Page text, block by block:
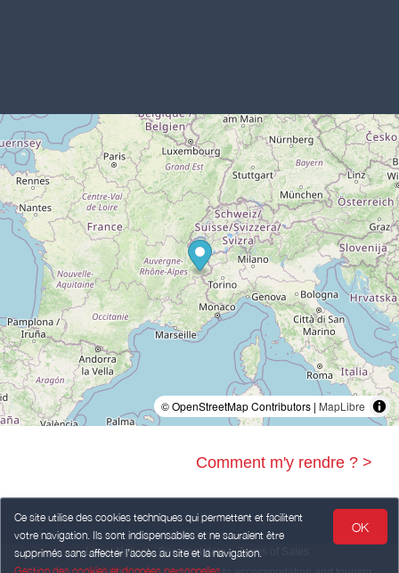
Ce site utilise des cookies techniques qui permettent et facilitent
votre navigation. Ils sont indispensables et ne sauraient être
supprimés sans affecter l’accès au site et la navigation.
OK
© OpenStreetMap Contributors | MapLibre
Comment m'y rendre ? >
Legal Notice Personal data
Terms of Sales